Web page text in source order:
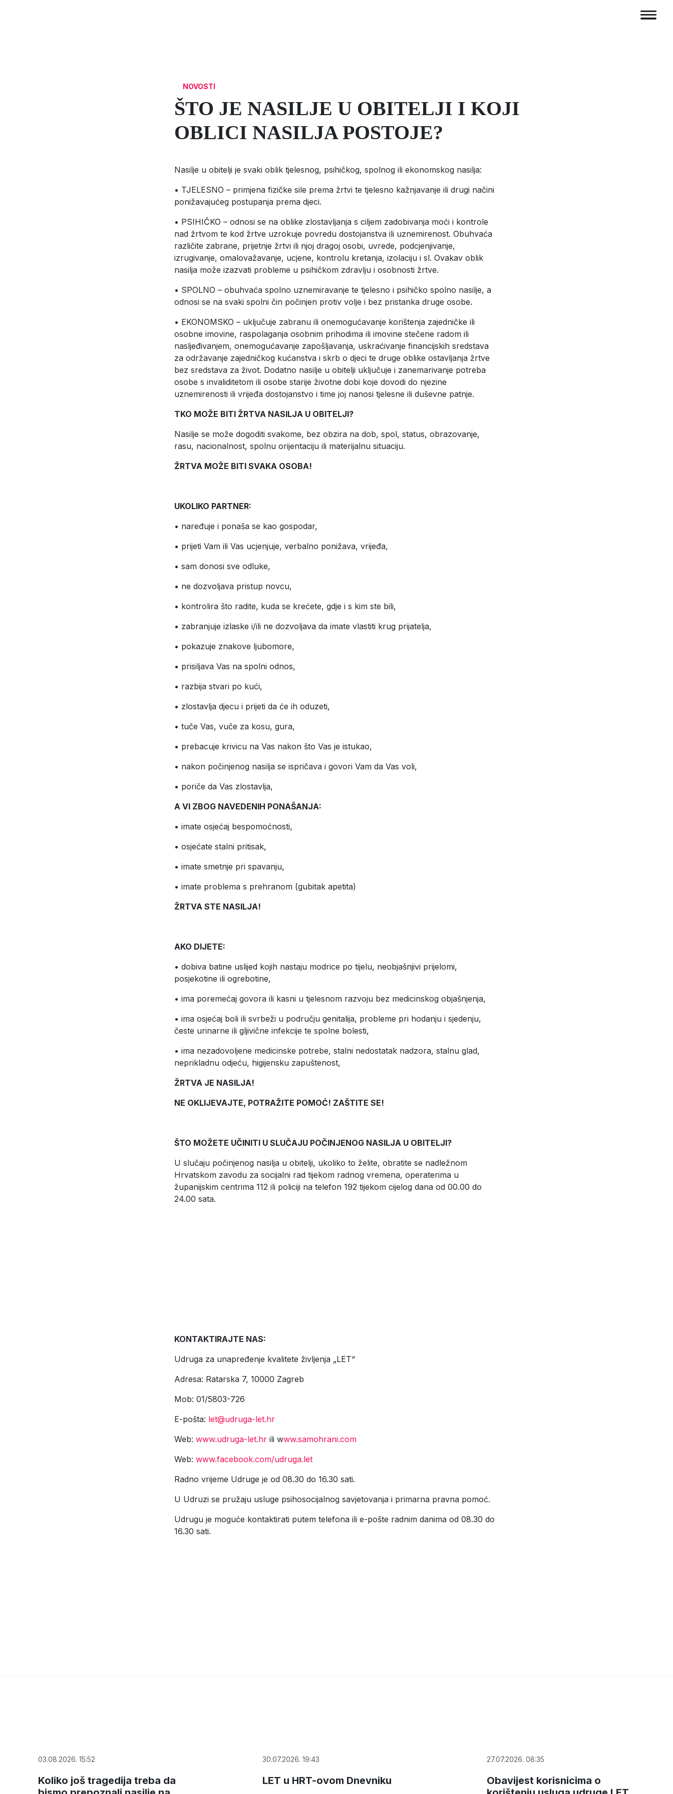
NOVOSTI
ŠTO JE NASILJE U OBITELJI I KOJI
OBLICI NASILJA POSTOJE?
Nasilje u obitelji je svaki oblik tjelesnog, psihičkog, spolnog ili ekonomskog nasilja:
• TJELESNO – primjena fizičke sile prema žrtvi te tjelesno kažnjavanje ili drugi načini
ponižavajućeg postupanja prema djeci.
• PSIHIČKO – odnosi se na oblike zlostavljanja s ciljem zadobivanja moći i kontrole
nad žrtvom te kod žrtve uzrokuje povredu dostojanstva ili uznemirenost. Obuhvaća
različite zabrane, prijetnje žrtvi ili njoj dragoj osobi, uvrede, podcjenjivanje,
izrugivanje, omalovažavanje, ucjene, kontrolu kretanja, izolaciju i sl. Ovakav oblik
nasilja može izazvati probleme u psihičkom zdravlju i osobnosti žrtve.
• SPOLNO – obuhvaća spolno uznemiravanje te tjelesno i psihičko spolno nasilje, a
odnosi se na svaki spolni čin počinjen protiv volje i bez pristanka druge osobe.
• EKONOMSKO – uključuje zabranu ili onemogućavanje korištenja zajedničke ili
osobne imovine, raspolaganja osobnim prihodima ili imovine stečene radom ili
nasljeđivanjem, onemogućavanje zapošljavanja, uskraćivanje financijskih sredstava
za održavanje zajedničkog kućanstva i skrb o djeci te druge oblike ostavljanja žrtve
bez sredstava za život. Dodatno nasilje u obitelji uključuje i zanemarivanje potreba
osobe s invaliditetom ili osobe starije životne dobi koje dovodi do njezine
uznemirenosti ili vrijeđa dostojanstvo i time joj nanosi tjelesne ili duševne patnje.
TKO MOŽE BITI ŽRTVA NASILJA U OBITELJI?
Nasilje se može dogoditi svakome, bez obzira na dob, spol, status, obrazovanje,
rasu, nacionalnost, spolnu orijentaciju ili materijalnu situaciju.
ŽRTVA MOŽE BITI SVAKA OSOBA!
UKOLIKO PARTNER:
• naređuje i ponaša se kao gospodar,
• prijeti Vam ili Vas ucjenjuje, verbalno ponižava, vrijeđa,
• sam donosi sve odluke,
• ne dozvoljava pristup novcu,
• kontrolira što radite, kuda se krećete, gdje i s kim ste bili,
• zabranjuje izlaske i/ili ne dozvoljava da imate vlastiti krug prijatelja,
• pokazuje znakove ljubomore,
• prisiljava Vas na spolni odnos,
• razbija stvari po kući,
• zlostavlja djecu i prijeti da će ih oduzeti,
• tuče Vas, vuče za kosu, gura,
• prebacuje krivicu na Vas nakon što Vas je istukao,
• nakon počinjenog nasilja se ispričava i govori Vam da Vas voli,
• poriče da Vas zlostavlja,
A VI ZBOG NAVEDENIH PONAŠANJA:
• imate osjećaj bespomoćnosti,
• osjećate stalni pritisak,
• imate smetnje pri spavanju,
• imate problema s prehranom (gubitak apetita)
ŽRTVA STE NASILJA!
AKO DIJETE:
• dobiva batine uslijed kojih nastaju modrice po tijelu, neobjašnjivi prijelomi,
posjekotine ili ogrebotine,
• ima poremećaj govora ili kasni u tjelesnom razvoju bez medicinskog objašnjenja,
• ima osjećaj boli ili svrbeži u području genitalija, probleme pri hodanju i sjedenju,
česte urinarne ili gljivične infekcije te spolne bolesti,
• ima nezadovoljene medicinske potrebe, stalni nedostatak nadzora, stalnu glad,
neprikladnu odjeću, higijensku zapuštenost,
ŽRTVA JE NASILJA!
NE OKLIJEVAJTE, POTRAŽITE POMOĆ! ZAŠTITE SE!
ŠTO MOŽETE UČINITI U SLUČAJU POČINJENOG NASILJA U OBITELJI?
U slučaju počinjenog nasilja u obitelji, ukoliko to želite, obratite se nadležnom
Hrvatskom zavodu za socijalni rad tijekom radnog vremena, operaterima u
županijskim centrima 112 ili policiji na telefon 192 tijekom cijelog dana od 00.00 do
24.00 sata.
KONTAKTIRAJTE NAS:
Udruga za unapređenje kvalitete življenja „LET“
Adresa: Ratarska 7, 10000 Zagreb
Mob: 01/5803-726
E-pošta: let@udruga-let.hr
Web: www.udruga-let.hr ili www.samohrani.com
Web: www.facebook.com/udruga.let
Radno vrijeme Udruge je od 08.30 do 16.30 sati.
U Udruzi se pružaju usluge psihosocijalnog savjetovanja i primarna pravna pomoć.
Udrugu je moguće kontaktirati putem telefona ili e-pošte radnim danima od 08.30 do
16.30 sati.
03.08.2026. 15:52
Koliko još tragedija treba da
30.07.2026. 19:43
LET u HRT-ovom Dnevniku
27.07.2026. 08:35
Obavijest korisnicima o